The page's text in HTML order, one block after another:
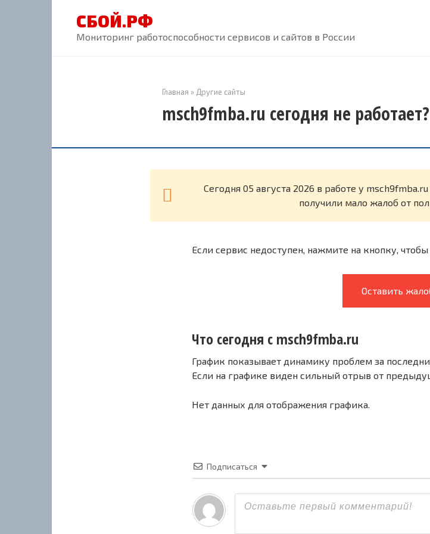
СБОЙ.РФ
Мониторинг работоспособности сервисов и сайтов в России
Главная » Другие сайты
msch9fmba.ru сегодня не работает?
Cегодня 05 августа 2026 в работе у
получили мало жалоб от
Если сервис недоступен, нажмите на кнопку,
Оставить
Что сегодня с msch9fmba.ru
График показывает динамику проблем за
Если на графике виден сильный отрыв от
Нет данных для отображения графика.
Подписаться